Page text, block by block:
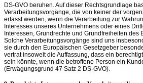
DS-GVO beruhen. Auf dieser Rechtsgrundlage
Verarbeitungsvorgänge, die von keiner der
erfasst werden, wenn die Verarbeitung zur
Interesses unseres Unternehmens oder eines
Interessen, Grundrechte und Grundfreiheiten des
Solche Verarbeitungsvorgänge sind uns
sie durch den Europäischen Gesetzgeber
vertrat insoweit die Auffassung, dass ein
sein könnte, wenn die betroffene Person ein
(Erwägungsgrund 47 Satz 2 DS-GVO).